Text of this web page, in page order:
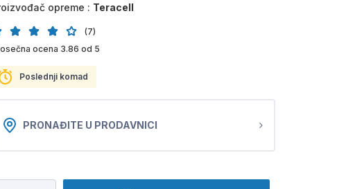
opreme : Teracell
(7)
ocena 3.86 od 5
Poslednji komad
PRONAĐITE U PRODAVNICI